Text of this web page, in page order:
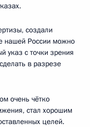
создали
нашей России можно
указ с точки зрения
в разрезе
очень чётко
стал хорошим
целей.